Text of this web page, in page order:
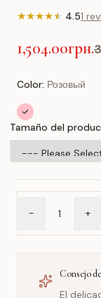
★★★★★ 4.51
1,504.00грн.
Color: Розовый
Tamaño del
- +
Consejo
El